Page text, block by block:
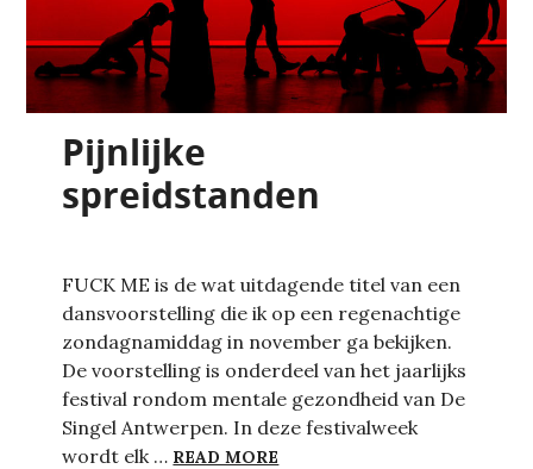
Pijnlijke
spreidstanden
FUCK ME is de wat uitdagende titel van een
dansvoorstelling die ik op een regenachtige
zondagnamiddag in november ga bekijken.
De voorstelling is onderdeel van het jaarlijks
festival rondom mentale gezondheid van De
Singel Antwerpen. In deze festivalweek
wordt elk … READ MORE